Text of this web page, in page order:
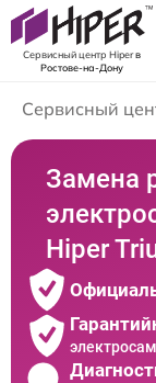
Сервисный центр Hiperв
Ростове-на-Дону
Сервисный
Замена
Hiper